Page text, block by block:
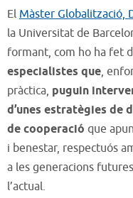
El Màster Globalització,
la Universitat de
formant, com ho ha fet
especialistes que,
pràctica, puguin
d’unes estratègies de
de cooperació que
i benestar, respectuós
a les generacions
l’actual.